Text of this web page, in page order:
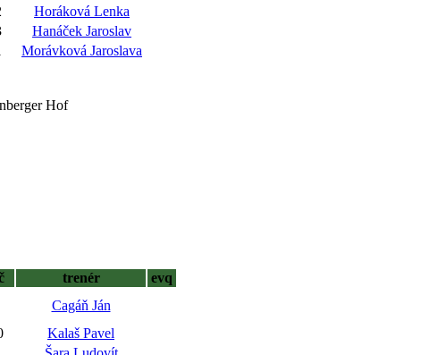
Horáková Lenka
Hanáček Jaroslav
Morávková Jaroslava
Hof
trenér
evq
Cagáň Ján
Kalaš Pavel